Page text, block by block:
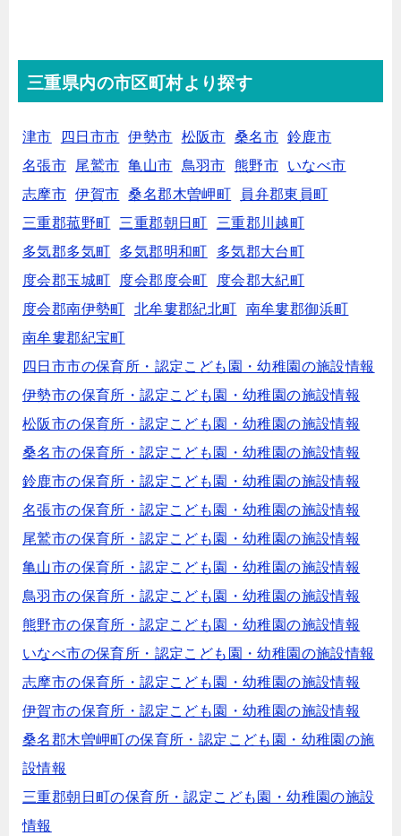
三重県内の市区町村より探す
津市 四日市市 伊勢市 松阪市 桑名市 鈴鹿市
名張市
尾鷲市 亀山市 鳥羽市 熊野市
いなべ市
志摩市
伊賀市 桑名郡木曽岬町
員弁郡東員町
三重郡菰野町
三重郡朝日町
三重郡川越町
多気郡多気町
多気郡明和町
多気郡大台町
度会郡玉城町
度会郡度会町
度会郡大紀町
度会郡南伊勢町
北牟婁郡紀北町
南牟婁郡御浜町
南牟婁郡紀宝町
四日市市の保育所・認定こども園・幼稚園の施設情報
伊勢市の保育所・認定こども園・幼稚園の施設情報
松阪市の保育所・認定こども園・幼稚園の施設情報
桑名市の保育所・認定こども園・幼稚園の施設情報
鈴鹿市の保育所・認定こども園・幼稚園の施設情報
名張市の保育所・認定こども園・幼稚園の施設情報
尾鷲市の保育所・認定こども園・幼稚園の施設情報
亀山市の保育所・認定こども園・幼稚園の施設情報
鳥羽市の保育所・認定こども園・幼稚園の施設情報
熊野市の保育所・認定こども園・幼稚園の施設情報
いなべ市の保育所・認定こども園・幼稚園の施設情報
志摩市の保育所・認定こども園・幼稚園の施設情報
伊賀市の保育所・認定こども園・幼稚園の施設情報
桑名郡木曽岬町の保育所・認定こども園・幼稚園の施
設情報
三重郡朝日町の保育所・認定こども園・幼稚園の施設
情報